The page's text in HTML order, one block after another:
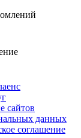
сайтов
данных
соглашение